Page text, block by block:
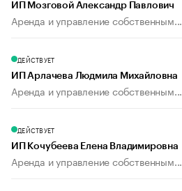
ИП Мозговой Александр Павлович
Аренда и управление собственным...
ДЕЙСТВУЕТ
ИП Арлачева Людмила Михайловна
Аренда и управление собственным...
ДЕЙСТВУЕТ
ИП Кочубеева Елена Владимировна
Аренда и управление собственным...